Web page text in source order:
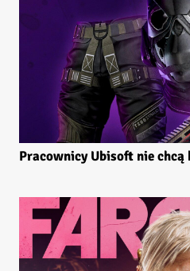
Pracownicy Ubisoft nie chcą